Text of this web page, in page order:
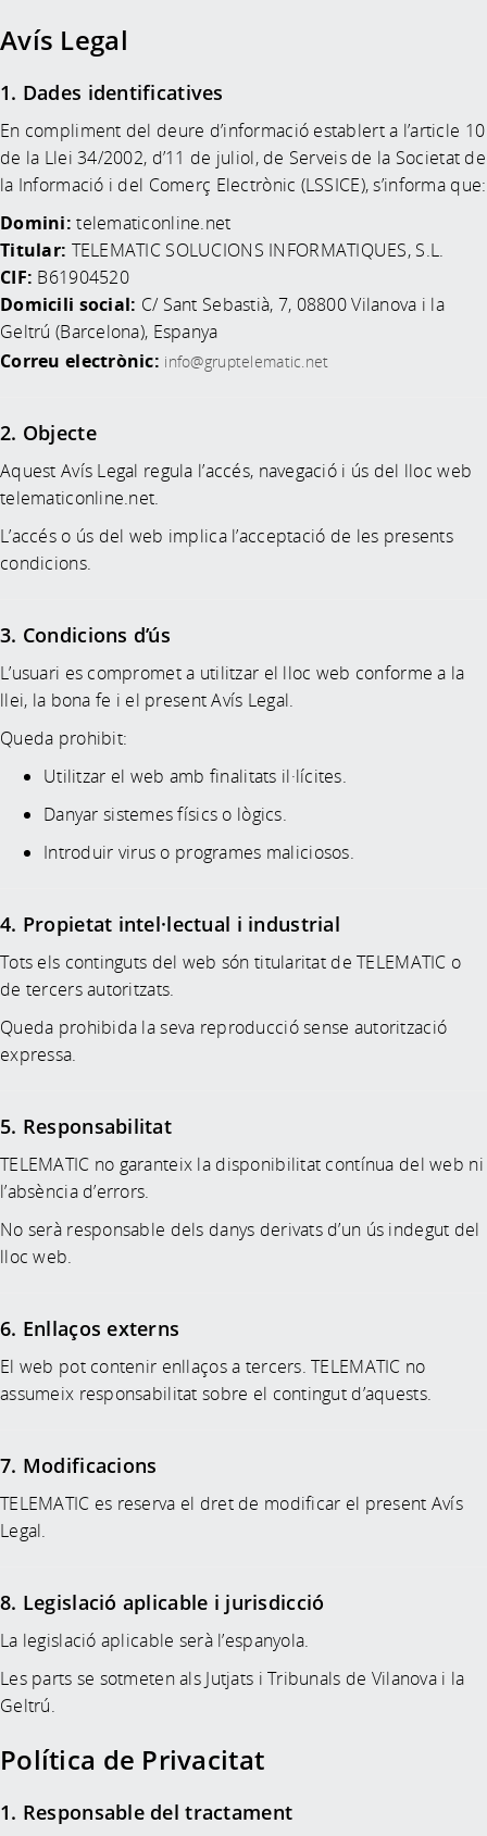
Avís Legal
1. Dades identificatives
En compliment del deure d’informació establert a l’article 10
de la Llei 34/2002, d’11 de juliol, de Serveis de la Societat de
la Informació i del Comerç Electrònic (LSSICE), s’informa que:
Domini: telematiconline.net
Titular: TELEMATIC SOLUCIONS INFORMATIQUES, S.L.
CIF: B61904520
Domicili social: C/ Sant Sebastià, 7, 08800 Vilanova i la
Geltrú (Barcelona), Espanya
Correu electrònic: info@gruptelematic.net
2. Objecte
Aquest Avís Legal regula l’accés, navegació i ús del lloc web
telematiconline.net.
L’accés o ús del web implica l’acceptació de les presents
condicions.
3. Condicions d’ús
L’usuari es compromet a utilitzar el lloc web conforme a la
llei, la bona fe i el present Avís Legal.
Queda prohibit:
Utilitzar el web amb finalitats il·lícites.
Danyar sistemes físics o lògics.
Introduir virus o programes maliciosos.
4. Propietat intel·lectual i industrial
Tots els continguts del web són titularitat de TELEMATIC o
de tercers autoritzats.
Queda prohibida la seva reproducció sense autorització
expressa.
5. Responsabilitat
TELEMATIC no garanteix la disponibilitat contínua del web ni
l’absència d’errors.
No serà responsable dels danys derivats d’un ús indegut del
lloc web.
6. Enllaços externs
El web pot contenir enllaços a tercers. TELEMATIC no
assumeix responsabilitat sobre el contingut d’aquests.
7. Modificacions
TELEMATIC es reserva el dret de modificar el present Avís
Legal.
8. Legislació aplicable i jurisdicció
La legislació aplicable serà l’espanyola.
Les parts se sotmeten als Jutjats i Tribunals de Vilanova i la
Geltrú.
Política de Privacitat
1. Responsable del tractament